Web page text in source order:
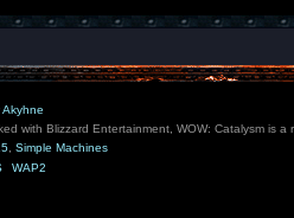
Akyhne
with Blizzard Entertainment, WOW: Catalysm is a
Simple Machines
WAP2